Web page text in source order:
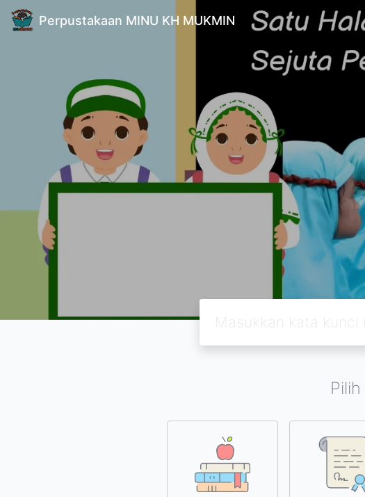
Perpustakaan MINU KH MUKMIN